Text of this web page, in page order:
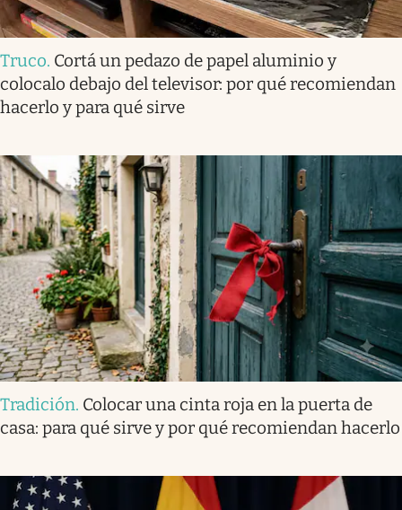
Truco. Cortá un pedazo de papel aluminio y
colocalo debajo del televisor: por qué recomiendan
hacerlo y para qué sirve
Tradición. Colocar una cinta roja en la puerta de
casa: para qué sirve y por qué recomiendan hacerlo